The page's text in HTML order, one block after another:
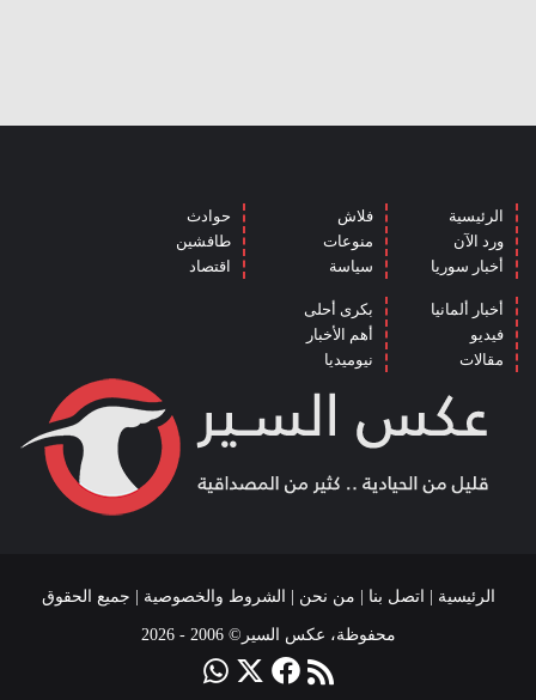
الرئيسية
ورد الآن
أخبار سوريا
فلاش
منوعات
سياسة
حوادث
طافشين
اقتصاد
أخبار ألمانيا
فيديو
مقالات
بكرى أحلى
أهم الأخبار
نيوميديا
الرئيسية اتصل بنا من نحن الشروط والخصوصية | جميع الحقوق
محفوظة، عكس السير© 2006 - 2026